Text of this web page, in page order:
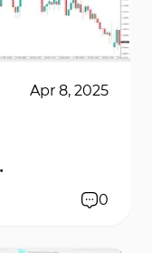
Apr 8, 2025
0